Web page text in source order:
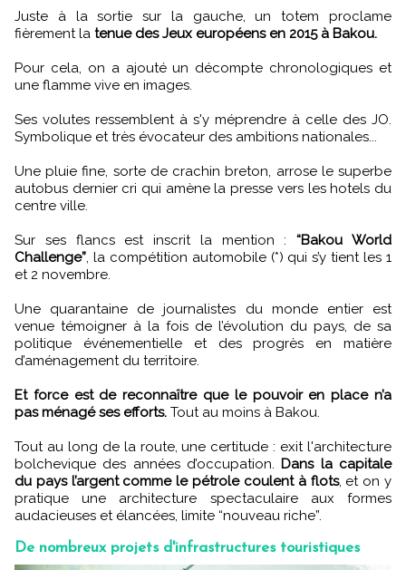
Juste à la sortie sur la gauche, un totem proclame
fièrement la tenue des Jeux européens en 2015 à Bakou.
Pour cela, on a ajouté un décompte chronologiques et
une flamme vive en images.
Ses volutes ressemblent à s'y méprendre à celle des JO.
Symbolique et très évocateur des ambitions nationales...
Une pluie fine, sorte de crachin breton, arrose le superbe
autobus dernier cri qui amène la presse vers les hotels du
centre ville.
Sur ses flancs est inscrit la mention :“Bakou World
Challenge”, la compétition automobile (*) qui s’y tient les 1
et 2 novembre.
Une quarantaine de journalistes du monde entier est
venue témoigner à la fois de l’évolution du pays, de sa
politique événementielle et des progrès en matière
d’aménagement du territoire.
Et force est de reconnaître que le pouvoir en place n’a
pas ménagé ses efforts. Tout au moins à Bakou.
Tout au long de la route, une certitude : exit l'architecture
bolchevique des années d’occupation. Dans la capitale
du pays l’argent comme le pétrole coulent à flots, et on y
pratique une architecture spectaculaire aux formes
audacieuses et élancées, limite “nouveau riche”.
De nombreux projets d'infrastructures touristiques